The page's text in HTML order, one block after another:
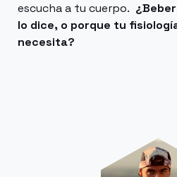
escucha a tu cuerpo.
lo dice, o porque tu
necesita?